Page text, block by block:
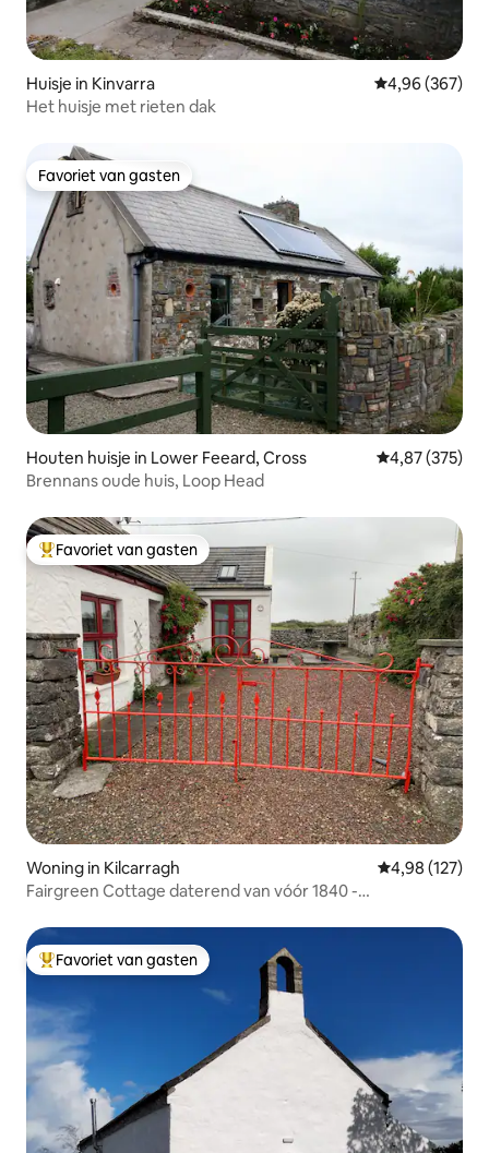
Huisje in Kinvarra Gemiddelde
4,96 (367)
Het huisje met rieten dak
Favoriet van gasten
Favoriet van gasten
Houten huisje in Lower Feeard, Cross Gemiddelde
4,87 (375)
Brennans oude huis, Loop Head
Topfavoriet van gasten
Favoriet van gasten
Woning in Kilcarragh Gemiddelde
4,98 (127)
Fairgreen Cottage daterend van vóór 1840 -
Topfavoriet van gasten
Favoriet van gasten